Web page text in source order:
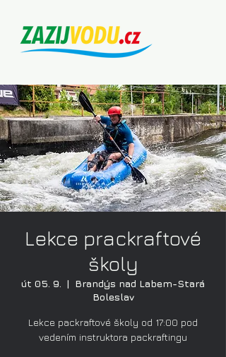
Lekce prackraftové
školy
út 05. 9.
  |
Brandýs nad Labem-Stará
Boleslav
Lekce packraftové školy od 17:00 pod
vedením instruktora packraftingu